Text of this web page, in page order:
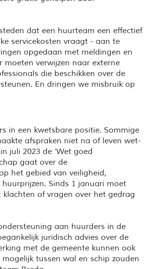
dat een huurteam een effectief
servicekosten vraagt - aan te
opgedaan met meldingen en
moeten verwijzen naar externe
die beschikken over de
En dringen we misbruik op
in een kwetsbare positie. Sommige
afspraken niet na of leven wet-
juli 2023 de ‘Wet goed
gaat over de
het gebied van veiligheid,
Sinds 1 januari moet
of vragen over het gedrag
aan huurders in de
juridisch advies over de
met de gemeente kunnen ook
tussen wal en schip zouden